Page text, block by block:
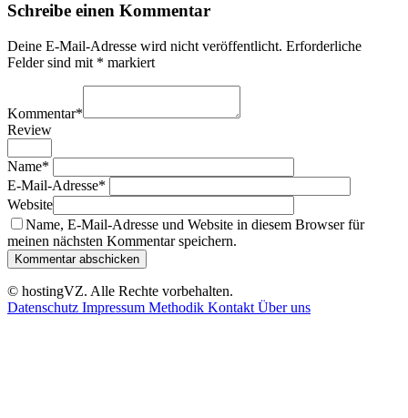
Schreibe einen Kommentar
Deine E-Mail-Adresse wird nicht veröffentlicht. Erforderliche
Felder sind mit * markiert
Kommentar*
Review
Name*
E-Mail-Adresse*
Website
Name, E-Mail-Adresse und Website in diesem Browser für
meinen nächsten Kommentar speichern.
© hostingVZ. Alle Rechte vorbehalten.
Datenschutz Impressum Methodik Kontakt Über uns